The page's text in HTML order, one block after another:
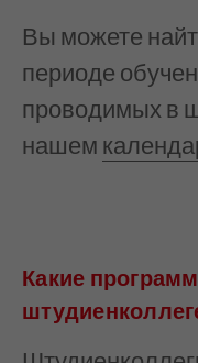
Вы можете
периоде
проводимых в
нашем
Какие